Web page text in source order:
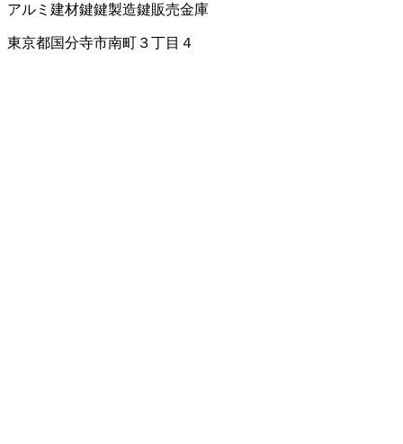
アルミ建材鍵鍵製造鍵販売金庫
東京都国分寺市南町３丁目４